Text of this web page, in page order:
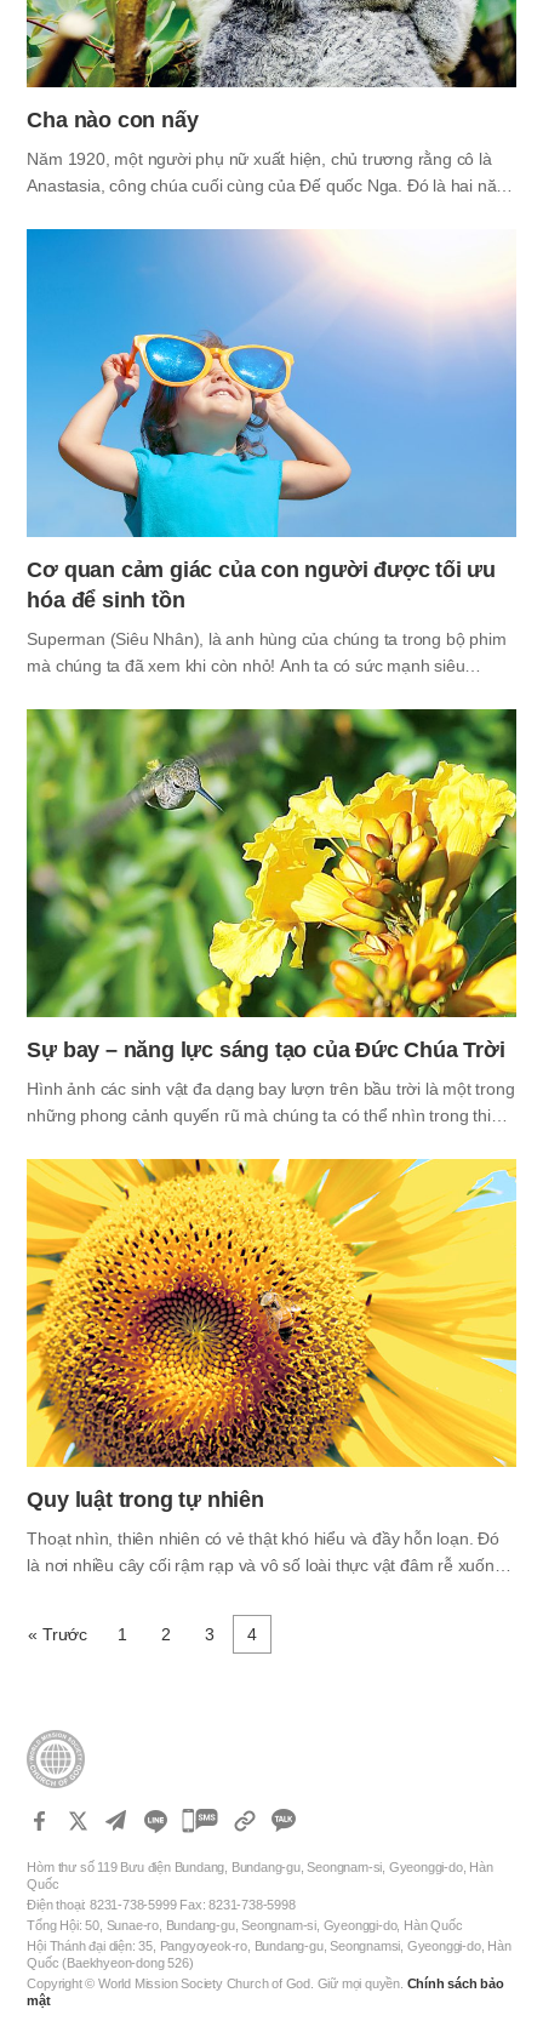
Cha nào con nấy
Năm 1920, một người phụ nữ xuất hiện, chủ trương rằng cô là
Anastasia, công chúa cuối cùng của Đế quốc Nga. Đó là hai năm
thế gian cùng với sự đồng tình đối với bi kịch của hoàng gia Nga.
Người phụ nữ có tên Anna Anderson đã ở giữa trung tâm của
các cuộc tranh luận; cô biết chi tiết về hoàng…
Cơ quan cảm giác của con người được tối ưu
hóa để sinh tồn
Superman (Siêu Nhân), là anh hùng của chúng ta trong bộ phim
mà chúng ta đã xem khi còn nhỏ! Anh ta có sức mạnh siêu
sức mạnh to lớn đến nỗi có thể nâng một chiếc xe ô tô bằng một
tay, thị lực tuyệt vời có thể nhìn những gì ở xa, và thính lực có thể
nghe ngay cả những tiếng nhỏ từ xa v.v... Đây là những sức
mạnh mà con người không thể có. Vì lý do này, Siêu Nhân là một
đối tượng hâm mộ của trẻ em. Chuyện gì sẽ xảy ra nếu chúng ta
có được…
Sự bay – năng lực sáng tạo của Đức Chúa Trời
Hình ảnh các sinh vật đa dạng bay lượn trên bầu trời là một trong
những phong cảnh quyến rũ mà chúng ta có thể nhìn trong thiên
lượn trên trời. Có phong cảnh nào đẹp hơn hình ảnh đại bàng
bay lên cao trên không trung chăng? Từ thời cổ đại, sức tưởng
tượng và ước mơ của loài người luôn hướng về bầu trời và mong
muốn được bay tự do giống như loài chim. Loài chim tồn tại trên
trái đất có hơn hàng chục nghìn giống chim. Đây là sự thật đáng
ngạc nhiên. Tuy nhiên không phải duy chỉ loài chim mới…
Quy luật trong tự nhiên
Thoạt nhìn, thiên nhiên có vẻ thật khó hiểu và đầy hỗn loạn. Đó
là nơi nhiều cây cối rậm rạp và vô số loài thực vật đâm rễ xuống
không thể ước tính được những loài côn trùng mà chúng ta
không biết và cả những loài động vật hoang dã ở đó; thế giới thật
như là thế giới ngẫu nhiên, nơi không thể…
« Trước 1 2 3 4
카
오
톡
공
하
Hòm thư số 119 Bưu điện Bundang, Bundang-gu, Seongnam-si, Gyeonggi-do, Hàn
Quốc
Điện thoại: 8231-738-5999 Fax: 8231-738-5998
Tổng Hội: 50, Sunae-ro, Bundang-gu, Seongnam-si, Gyeonggi-do, Hàn Quốc
Hội Thánh đại diện: 35, Pangyoyeok-ro, Bundang-gu, Seongnamsi, Gyeonggi-do, Hàn
Quốc (Baekhyeon-dong 526)
Copyright © World Mission Society Church of God. Giữ mọi quyền. Chính sách bảo
mật